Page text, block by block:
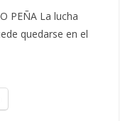
PEÑA La lucha
quedarse en el